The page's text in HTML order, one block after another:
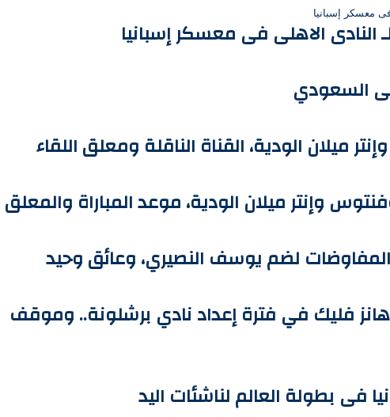
النادى الاهلى فى معسكر إسبانيا
السعودي
ميلان الودية، القناة الناقلة ومعلق اللقاء
وإنتر ميلان الودية، موعد المباراة والمعلق
المفاوضات لضم يوسف النصيري، وعائق وحيد
فليك في فترة إعداد نادي برشلونة.. وموقف
فى بطولة العالم لناشئات اليد